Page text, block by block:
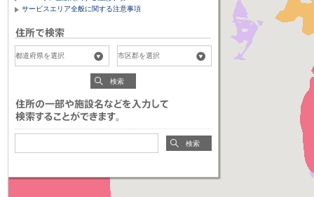
サービスエリア全般に関する注意事項
検索
検索